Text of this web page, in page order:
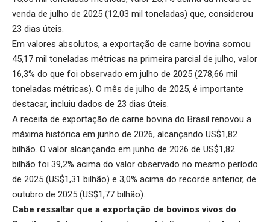
venda de julho de 2025 (12,03 mil toneladas) que, considerou
23 dias úteis.
Em valores absolutos, a exportação de carne bovina somou
45,17 mil toneladas métricas na primeira parcial de julho, valor
16,3% do que foi observado em julho de 2025 (278,66 mil
toneladas métricas). O mês de julho de 2025, é importante
destacar, incluiu dados de 23 dias úteis.
A receita de exportação de carne bovina do Brasil renovou a
máxima histórica em junho de 2026, alcançando US$1,82
bilhão. O valor alcançando em junho de 2026 de US$1,82
bilhão foi 39,2% acima do valor observado no mesmo período
de 2025 (US$1,31 bilhão) e 3,0% acima do recorde anterior, de
outubro de 2025 (US$1,77 bilhão).
Cabe ressaltar que a exportação de bovinos vivos do